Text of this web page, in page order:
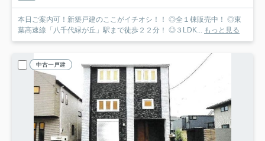
本日ご案内可！新築戸建のここがイチオシ！！ ◎全１棟販売中！ ◎東
葉高速線「八千代緑が丘」駅まで徒歩２２分！ ◎３LDK...
もっと見る
中古一戸建